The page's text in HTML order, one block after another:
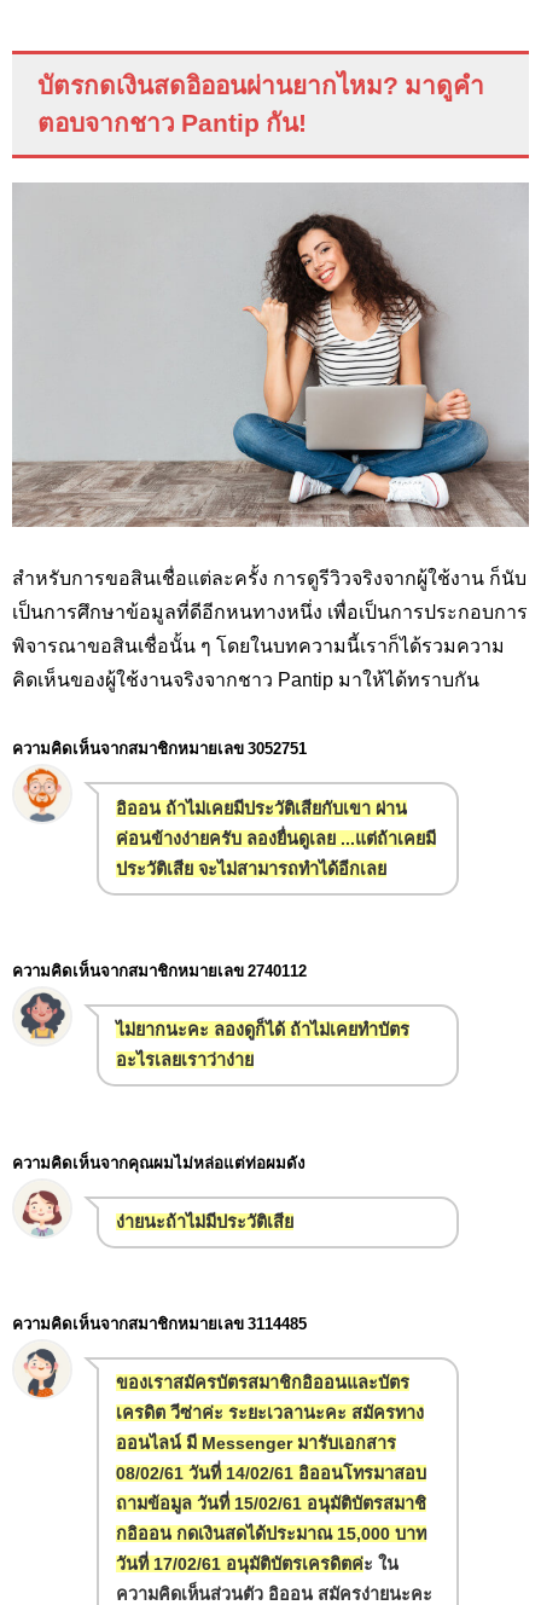
บัตรกดเงินสดอิออนผ่านยากไหม? มาดูคำ
ตอบจากชาว Pantip กัน!
สำหรับการขอสินเชื่อแต่ละครั้ง การดูรีวิวจริงจากผู้ใช้งาน ก็นับ
เป็นการศึกษาข้อมูลที่ดีอีกหนทางหนึ่ง เพื่อเป็นการประกอบการ
พิจารณาขอสินเชื่อนั้น ๆ โดยในบทความนี้เราก็ได้รวมความ
คิดเห็นของผู้ใช้งานจริงจากชาว Pantip มาให้ได้ทราบกัน
ความคิดเห็นจากสมาชิกหมายเลข 3052751
อิออน ถ้าไม่เคยมีประวัติเสียกับเขา ผ่าน
ค่อนข้างง่ายครับ ลองยื่นดูเลย ...แต่ถ้าเคยมี
ประวัติเสีย จะไม่สามารถทำได้อีกเลย
ความคิดเห็นจากสมาชิกหมายเลข 2740112
ไม่ยากนะคะ ลองดูก็ได้ ถ้าไม่เคยทำบัตร
อะไรเลยเราว่าง่าย
ความคิดเห็นจากคุณผมไม่หล่อแต่ท่อผมดัง
ง่ายนะถ้าไม่มีประวัติเสีย
ความคิดเห็นจากสมาชิกหมายเลข 3114485
ของเราสมัครบัตรสมาชิกอิออนและบัตร
เครดิต วีซ่าค่ะ ระยะเวลานะคะ สมัครทาง
ออนไลน์ มี Messenger มารับเอกสาร
08/02/61 วันที่ 14/02/61 อิออนโทรมาสอบ
ถามข้อมูล วันที่ 15/02/61 อนุมัติบัตรสมาชิ
กอิออน กดเงินสดได้ประมาณ 15,000 บาท
วันที่ 17/02/61 อนุมัติบัตรเครดิตค่ะ ใน
ความคิดเห็นส่วนตัว อิออน สมัครง่ายนะคะ